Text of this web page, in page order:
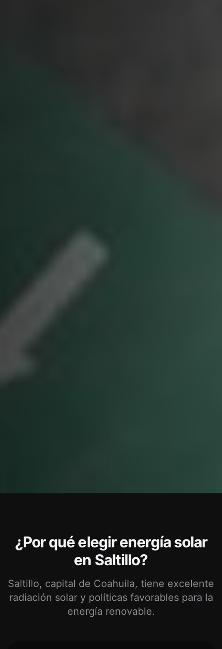
¿Por qué elegir energía solar
en Saltillo?
Saltillo, capital de Coahuila, tiene excelente
radiación solar y políticas favorables para la
energía renovable.